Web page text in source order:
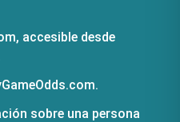
accesible desde
sobre una persona